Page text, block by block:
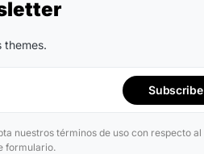
themes.
Subscribe
nuestros términos de uso con respecto al
formulario.